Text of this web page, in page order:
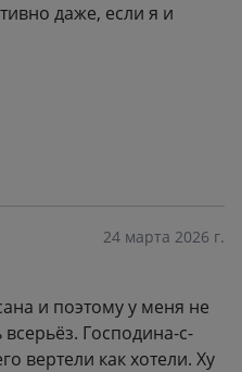
даже, если я и
жанр. Его прошлое
то лишним было.
24 марта 2026 г.
и поэтому у меня не
Господина-с-
вертели как хотели. Ху